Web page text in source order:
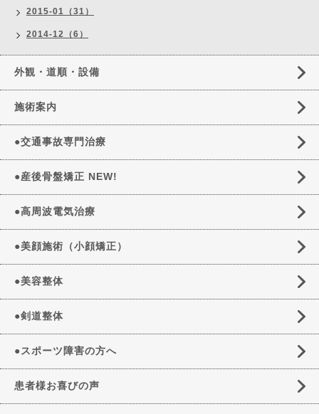
2015-01（31）
2014-12（6）
外観・道順・設備
施術案内
●交通事故専門治療
●産後骨盤矯正 NEW!
●高周波電気治療
●美顔施術（小顔矯正）
●美容整体
●剣道整体
●スポーツ障害の方へ
患者様お喜びの声